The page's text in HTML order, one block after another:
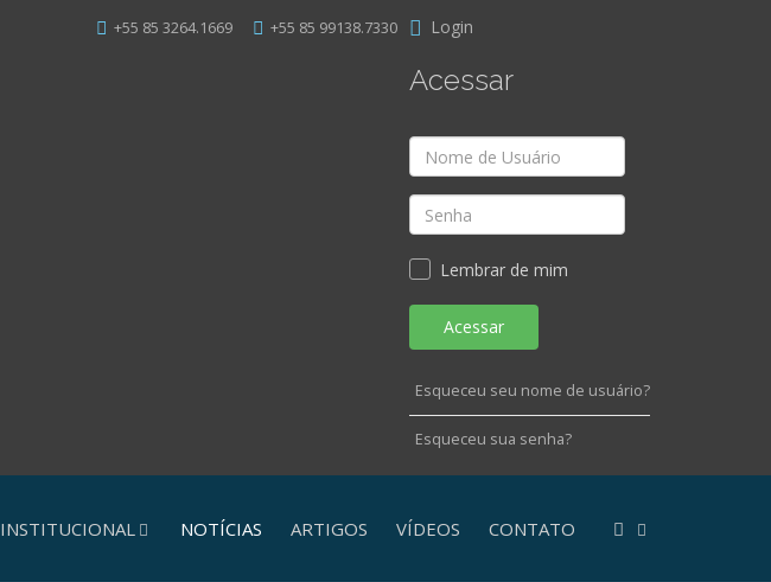
Login
Acessar
Lembrar de mim
Acessar
Esqueceu seu nome de usuário?
Esqueceu sua senha?
+55 85 3264.1669 +55 85 99138.7330
INSTITUCIONAL NOTÍCIAS ARTIGOS VÍDEOS CONTATO